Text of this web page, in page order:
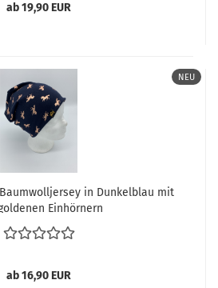
ab 19,90 EUR
NEU
in Dunkelblau mit
Einhörnern
ab 16,90 EUR